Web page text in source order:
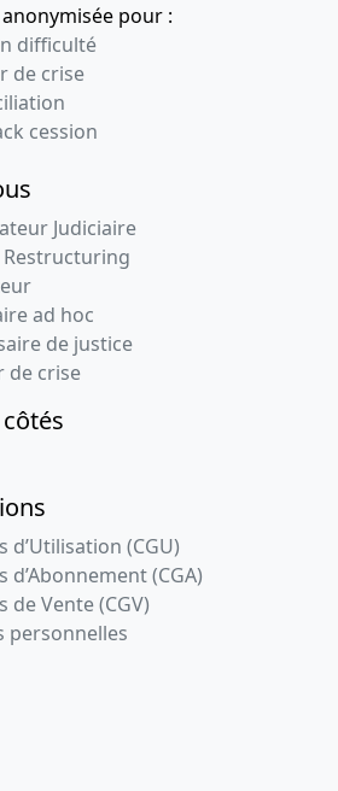
pour :
difficulté
de crise
cession
Judiciaire
Restructuring
ad hoc
de justice
de crise
d’Utilisation (CGU)
(CGA)
de Vente (CGV)
personnelles